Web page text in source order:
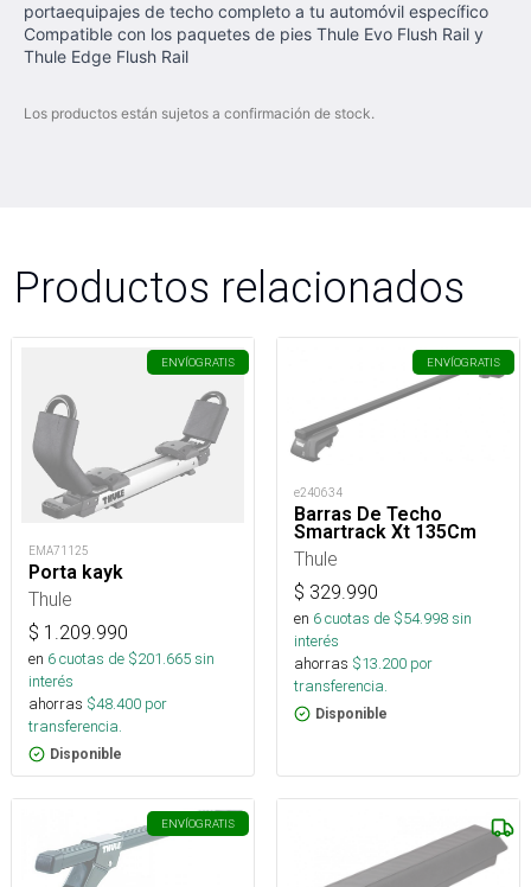
portaequipajes de techo completo a tu automóvil específico
Compatible con los paquetes de pies Thule Evo Flush Rail y
Thule Edge Flush Rail
Los productos están sujetos a confirmación de stock.
Productos relacionados
ENVÍOGRATIS
EMA71125
Porta kayk
Thule
$ 1.209.990
en 6cuotas de $201.665sin
interés
ahorras $48.400 por
transferencia.
Disponible
ENVÍOGRATIS
e240634
Barras De Techo
Smartrack Xt 135Cm
Thule
$ 329.990
en 6cuotas de $54.998sin
interés
ahorras $13.200 por
transferencia.
Disponible
ENVÍOGRATIS